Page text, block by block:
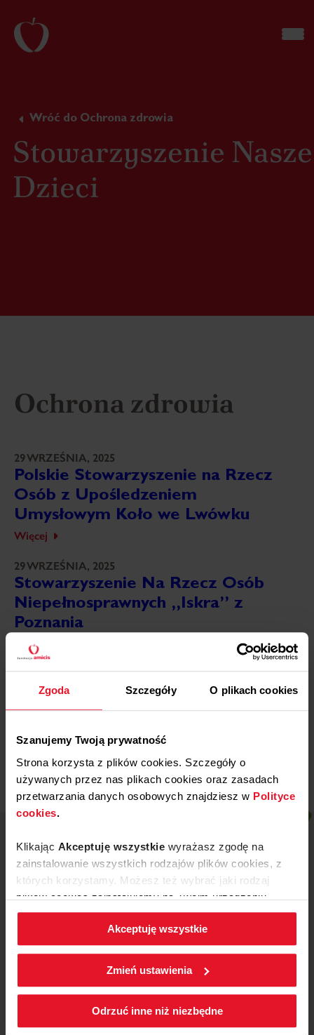
Zgoda Szczegóły O plikach cookies
Szanujemy Twoją prywatność
Strona korzysta z plików cookies. Szczegóły o
używanych przez nas plikach cookies oraz zasadach
przetwarzania danych osobowych znajdziesz w Polityce
cookies.
Klikając Akceptuję wszystkie wyrażasz zgodę na
zainstalowanie wszystkich rodzajów plików cookies, z
których korzystamy. Możesz też wybrać jaki rodzaj
plików cookies zainstalujemy na Twoim urządzeniu,
klikającZmień ustawienia.
W każdej chwili możesz zmienić wybrane przez Ciebie
ustawienia plików cookies wchodząc w zakładkę
Akceptuję wszystkie
Zmień ustawienia
Odrzuć inne niż niezbędne
Wróć do Ochrona zdrowia
Stowarzyszenie Nasze
Dzieci
Ochrona zdrowia
29 WRZEŚNIA, 2025
Polskie Stowarzyszenie na Rzecz
Osób z Upośledzeniem
Umysłowym Koło we Lwówku
Więcej
29 WRZEŚNIA, 2025
Stowarzyszenie Na Rzecz Osób
Niepełnosprawnych „Iskra” z
Poznania
Więcej
29 WRZEŚNIA, 2025
Gdańska Fundacja
Dobroczynności
ul. Mickiewicza 52, 64-510 Wronki
NR WPISU DO ORGANIZACJI POŻYTKU